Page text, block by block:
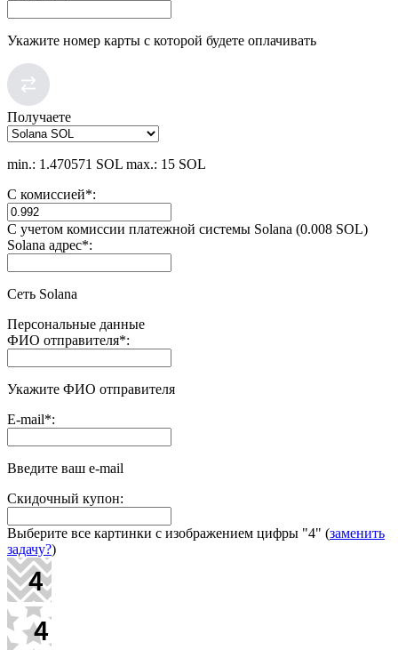
Укажите номер карты с которой будете оплачивать
Получаете
min.: 1.470571 SOL max.: 15 SOL
С комиссией*:
С учетом комиссии платежной системы Solana (0.008 SOL)
Solana адрес*:
Сеть Solana
Персональные данные
ФИО отправителя*:
Укажите ФИО отправителя
E-mail*:
Введите ваш e-mail
Скидочный купон:
Выберите все картинки с изображением цифры "4" (заменить
задачу?)